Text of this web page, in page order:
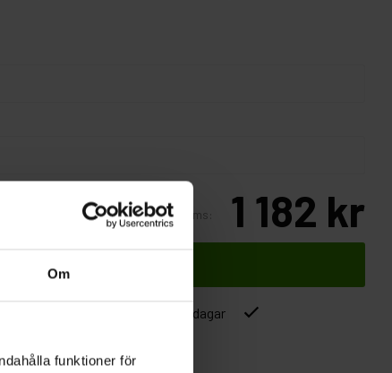
Om
funktioner för
Inkl. moms: 1 182 kr
Leverans inom 1-5 dagar